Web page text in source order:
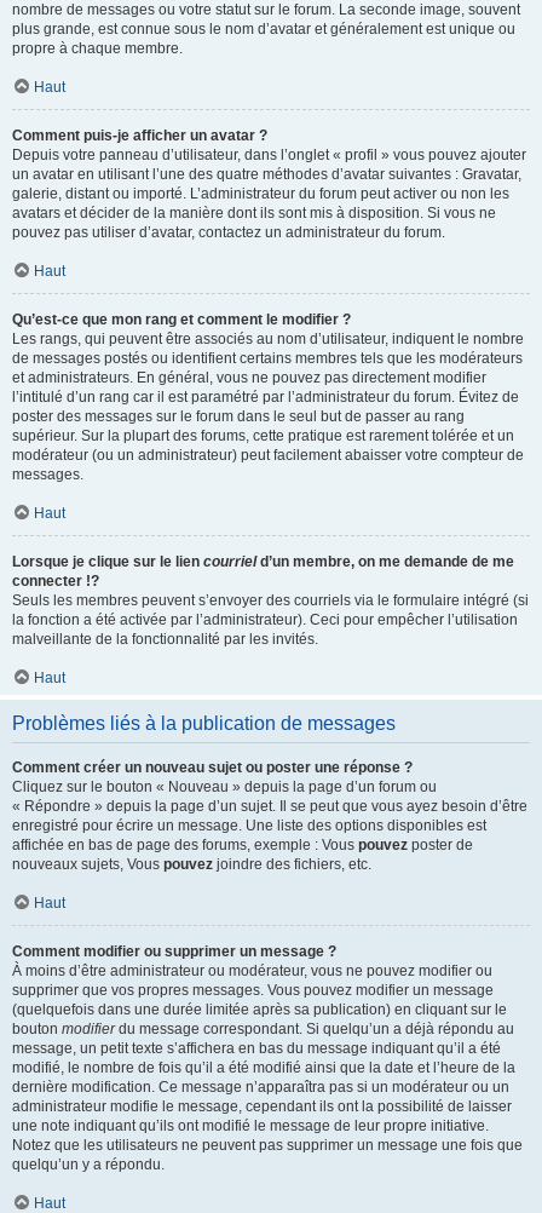
nombre de messages ou votre statut sur le forum. La seconde image, souvent
plus grande, est connue sous le nom d’avatar et généralement est unique ou
propre à chaque membre.
Haut
Comment puis-je afficher un avatar ?
Depuis votre panneau d’utilisateur, dans l’onglet « profil » vous pouvez ajouter
un avatar en utilisant l’une des quatre méthodes d’avatar suivantes : Gravatar,
galerie, distant ou importé. L’administrateur du forum peut activer ou non les
avatars et décider de la manière dont ils sont mis à disposition. Si vous ne
pouvez pas utiliser d’avatar, contactez un administrateur du forum.
Haut
Qu’est-ce que mon rang et comment le modifier ?
Les rangs, qui peuvent être associés au nom d’utilisateur, indiquent le nombre
de messages postés ou identifient certains membres tels que les modérateurs
et administrateurs. En général, vous ne pouvez pas directement modifier
l’intitulé d’un rang car il est paramétré par l’administrateur du forum. Évitez de
poster des messages sur le forum dans le seul but de passer au rang
supérieur. Sur la plupart des forums, cette pratique est rarement tolérée et un
modérateur (ou un administrateur) peut facilement abaisser votre compteur de
messages.
Haut
Lorsque je clique sur le lien courrield’un membre, on me demande de me
connecter !?
Seuls les membres peuvent s’envoyer des courriels via le formulaire intégré (si
la fonction a été activée par l’administrateur). Ceci pour empêcher l’utilisation
malveillante de la fonctionnalité par les invités.
Haut
Problèmes liés à la publication de messages
Comment créer un nouveau sujet ou poster une réponse ?
Cliquez sur le bouton « Nouveau » depuis la page d’un forum ou
« Répondre » depuis la page d’un sujet. Il se peut que vous ayez besoin d’être
enregistré pour écrire un message. Une liste des options disponibles est
affichée en bas de page des forums, exemple : Vous pouvez poster de
nouveaux sujets, Vous pouvez joindre des fichiers, etc.
Haut
Comment modifier ou supprimer un message ?
À moins d’être administrateur ou modérateur, vous ne pouvez modifier ou
supprimer que vos propres messages. Vous pouvez modifier un message
(quelquefois dans une durée limitée après sa publication) en cliquant sur le
bouton modifierdu message correspondant. Si quelqu’un a déjà répondu au
message, un petit texte s’affichera en bas du message indiquant qu’il a été
modifié, le nombre de fois qu’il a été modifié ainsi que la date et l’heure de la
dernière modification. Ce message n’apparaîtra pas si un modérateur ou un
administrateur modifie le message, cependant ils ont la possibilité de laisser
une note indiquant qu’ils ont modifié le message de leur propre initiative.
Notez que les utilisateurs ne peuvent pas supprimer un message une fois que
quelqu’un y a répondu.
Haut